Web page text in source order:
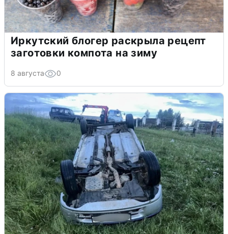
Иркутский блогер раскрыла рецепт
заготовки компота на зиму
8 августа 0